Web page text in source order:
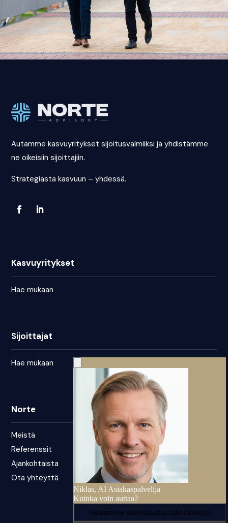
Autamme kasvuyritykset sijoitusvalmiiksi ja yhdistämme
ne oikeisiin sijoittajiin.
Strategiasta kasvuun – yhdessä.
Kasvuyritykset
Hae mukaan
Sijoittajat
Hae mukaan
Norte
Meistä
Referenssit
Ajankohtaista
Ota yhteyttä